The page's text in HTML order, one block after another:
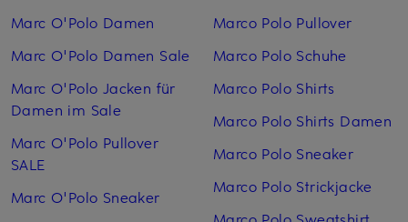
Marc O'Polo Damen
Marc O'Polo Damen Sale
Marc O'Polo Jacken für
Damen im Sale
Marc O'Polo Pullover
SALE
Marc O'Polo Sneaker
Marco Polo Pullover
Marco Polo Schuhe
Marco Polo Shirts
Marco Polo Shirts Damen
Marco Polo Sneaker
Marco Polo Strickjacke